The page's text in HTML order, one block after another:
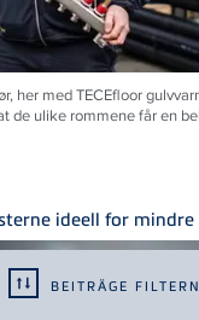
BEITRÄGE FILTERN
her med TECEfloor
de ulike rommene får en
ideell for mindre